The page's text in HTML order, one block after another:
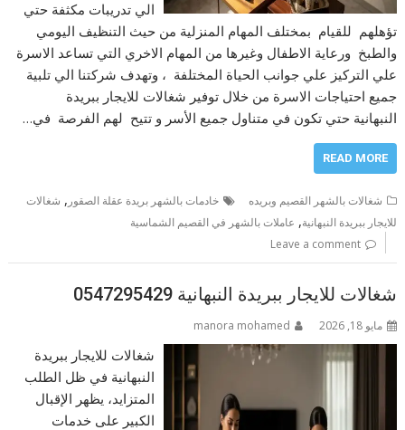
الي تدريبات مكثفة حتي
تؤهلهم للقيام بمختلف المهام المنزلية من حيث التنظيف اليومي
والطبخ ورعاية الاطفال وغيرها من المهام الاخري التي تساعد الاسرة
علي التركيز علي جوانب الحياة المختلفة ، وتهدف شركتنا الي تلبية
جميع احتياجات الاسرة من خلال توفير شغالات للايجار ببريدة
النبهانية حتي تكون في متناول جميع الأسر و تتيح لهم الفرصة في…
READ MORE
شغالات بالشهر القصيم وبريده خادمات بالشهر بريدة عقلة الصقور , شغالات
للايجار ببريدة النبهانية, عاملات بالشهر في القصيم الشماسية
Leave a comment
شغالات للايجار ببريدة النبهانية 0547295429
مايو 18, 2026 manora mohamed
شغالات للايجار ببريدة
النبهانية في ظل الطلب
المتزايد، يظهر الإقبال
الكبير على خدمات